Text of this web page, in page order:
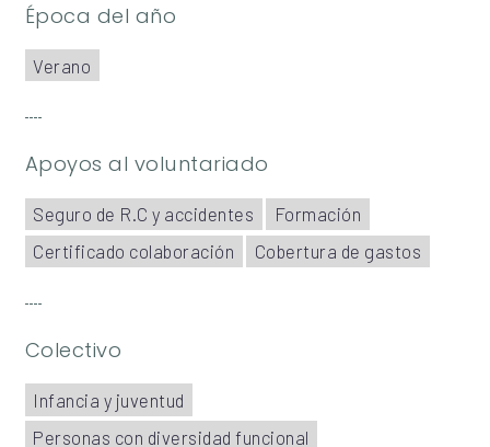
Época del año
Verano
Apoyos al voluntariado
Seguro de R.C y accidentes
Formación
Certificado colaboración
Cobertura de gastos
Colectivo
Infancia y juventud
Personas con diversidad funcional